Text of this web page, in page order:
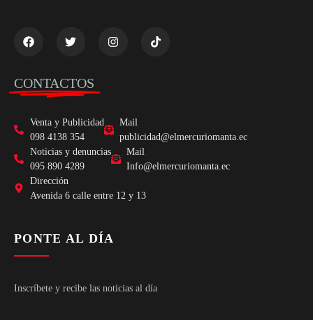
CONTACTOS
Venta y Publicidad
098 4138 354
Mail
publicidad@elmercuriomanta.ec
Noticias y denuncias
095 890 4289
Mail
Info@elmercuriomanta.ec
Dirección
Avenida 6 calle entre 12 y 13
PONTE AL DÍA
Inscríbete y recibe las noticias al día